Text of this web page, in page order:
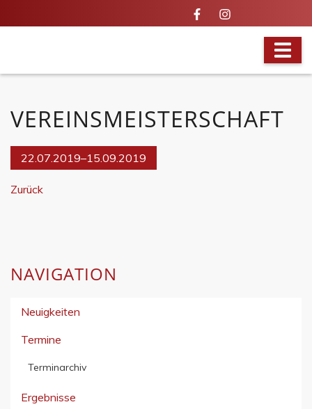
VEREINSMEISTERSCHAFT
22.07.2019–15.09.2019
Zurück
NAVIGATION
Neuigkeiten
Termine
Terminarchiv
Ergebnisse